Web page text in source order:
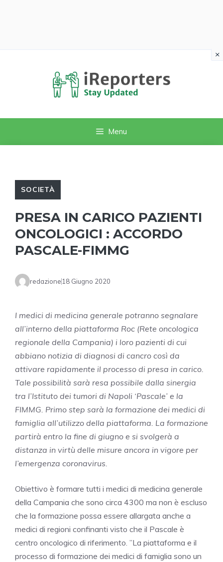
Menu
SOCIETÀ
PRESA IN CARICO PAZIENTI
ONCOLOGICI : ACCORDO
PASCALE-FIMMG
redazione 18 Giugno 2020
I medici di medicina generale potranno segnalare
all’interno della piattaforma Roc (Rete oncologica
regionale della Campania) i loro pazienti di cui
abbiano notizia di diagnosi di cancro così da
attivare rapidamente il processo di presa in carico.
Tale possibilità sarà resa possibile dalla sinergia
tra l’Istituto dei tumori di Napoli ‘Pascale’ e la
FIMMG. Primo step sarà la formazione dei medici di
famiglia all’utilizzo della piattaforma. La formazione
partirà entro la fine di giugno e si svolgerà a
distanza in virtù delle misure ancora in vigore per
l’emergenza coronavirus.
Obiettivo è formare tutti i medici di medicina generale
della Campania che sono circa 4300 ma non è escluso
che la formazione possa essere allargata anche a
medici di regioni confinanti visto che il Pascale è
centro oncologico di riferimento. ”La piattaforma e il
processo di formazione dei medici di famiglia sono un
×